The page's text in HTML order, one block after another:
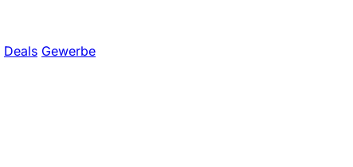
Deals Gewerbe